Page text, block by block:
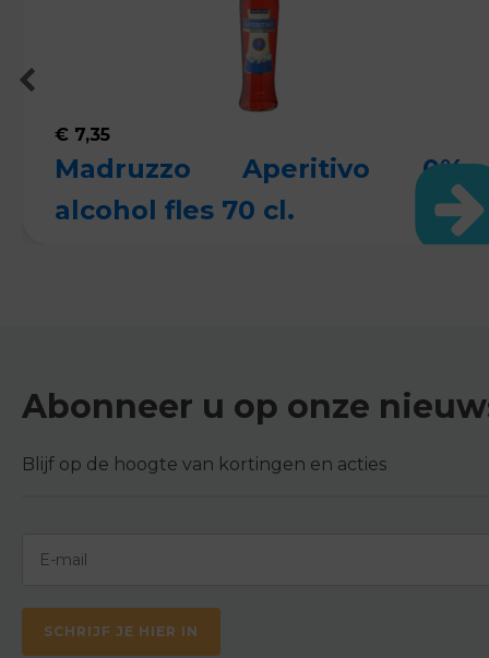
€ 7,35
Madruzzo Aperitivo 0%
alcohol fles 70 cl.
Abonneer u op onze
Blijf op de hoogte van kortingen en acties
SCHRIJF JE HIER IN